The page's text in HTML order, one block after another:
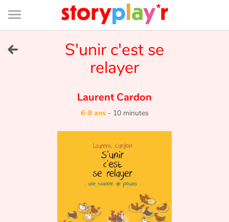
Connexion
Bibliothèque
de
page
Tester gratuitement
Bibliothèque
Contes d'ici et d'ailleurs
S'unir c'est se
relayer
Laurent Cardon
6-8 ans- 10 minutes